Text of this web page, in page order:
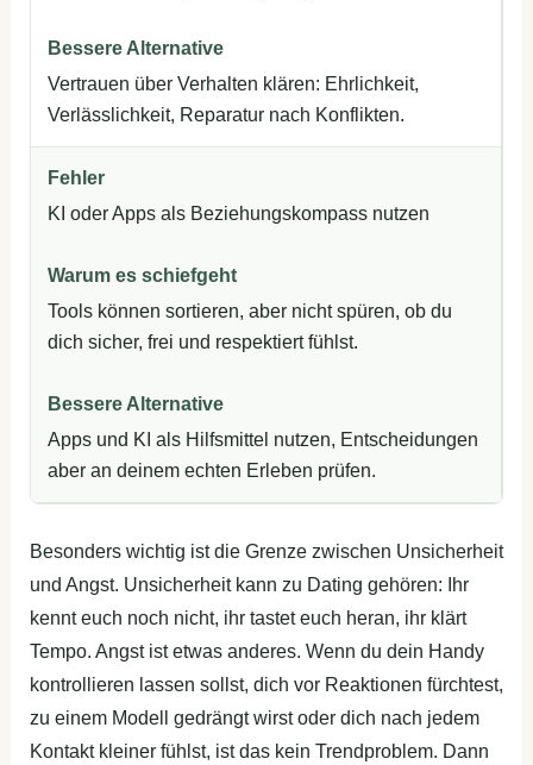
Vertrauen über Verhalten klären: Ehrlichkeit,
Verlässlichkeit, Reparatur nach Konflikten.
KI oder Apps als Beziehungskompass nutzen
Tools können sortieren, aber nicht spüren, ob du
dich sicher, frei und respektiert fühlst.
Apps und KI als Hilfsmittel nutzen, Entscheidungen
aber an deinem echten Erleben prüfen.
Besonders wichtig ist die Grenze zwischen Unsicherheit
und Angst. Unsicherheit kann zu Dating gehören: Ihr
kennt euch noch nicht, ihr tastet euch heran, ihr klärt
Tempo. Angst ist etwas anderes. Wenn du dein Handy
kontrollieren lassen sollst, dich vor Reaktionen fürchtest,
zu einem Modell gedrängt wirst oder dich nach jedem
Kontakt kleiner fühlst, ist das kein Trendproblem. Dann